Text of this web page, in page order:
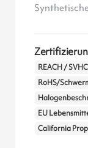
REACH /
RoHS/
EU
California